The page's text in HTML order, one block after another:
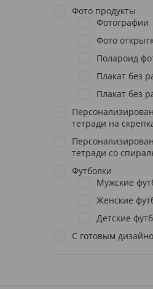
Фото продукты
Фотографии
Фото
Полароид
Плакат без
Плакат без
тетради на
тетради со
Футболки
Мужские
Женские
Детские
С готовым